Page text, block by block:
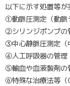
以下に示す処置等
①動脈圧測定（動脈
②シリンジポンプの
③中心静脈圧測定（
④人工呼吸器の管理
⑤輸血や血液製剤の
⑥特殊な治療法等（